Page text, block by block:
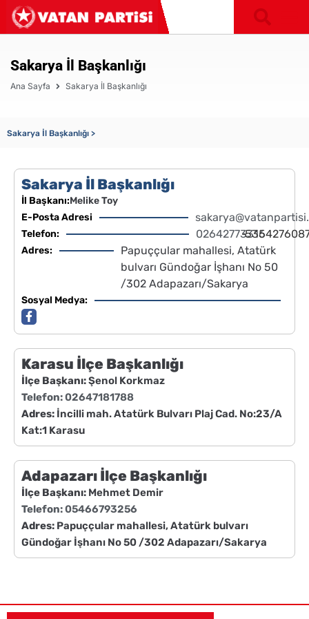
Sakarya İl Başkanlığı
Ana Sayfa Sakarya İl Başkanlığı
Sakarya İl Başkanlığı >
Sakarya İl Başkanlığı
İl Başkanı:Melike Toy
E-Posta Adresi
Telefon: 02642773316
-
Adres:
Papuççular mahallesi, Atatürk
bulvarı Gündoğar İşhanı No 50
/302 Adapazarı/Sakarya
Sosyal Medya:
Karasu İlçe Başkanlığı
İlçe Başkanı:Şenol Korkmaz
Telefon:02647181788
Adres: İncilli mah. Atatürk Bulvarı Plaj Cad. No:23/A
Kat:1 Karasu
Adapazarı İlçe Başkanlığı
İlçe Başkanı: Mehmet Demir
Telefon:05466793256
Adres: Papuççular mahallesi, Atatürk bulvarı
Gündoğar İşhanı No 50 /302 Adapazarı/Sakarya